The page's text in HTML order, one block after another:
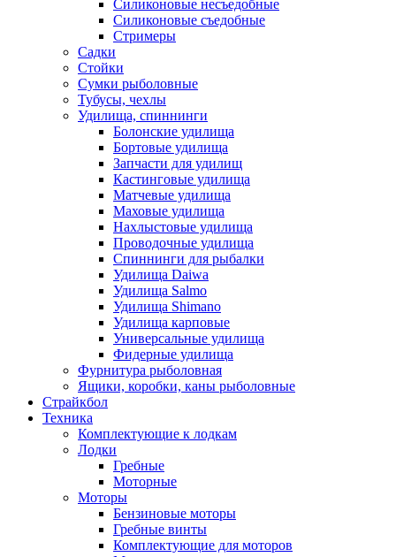
Силиконовые несъедобные
Силиконовые съедобные
Стримеры
Садки
Стойки
Сумки рыболовные
Тубусы, чехлы
Удилища, спиннинги
Болонские удилища
Бортовые удилища
Запчасти для удилищ
Кастинговые удилища
Матчевые удилища
Маховые удилища
Нахлыстовые удилища
Проводочные удилища
Спиннинги для рыбалки
Удилища Daiwa
Удилища Salmo
Удилища Shimano
Удилища карповые
Универсальные удилища
Фидерные удилища
Фурнитура рыболовная
Ящики, коробки, каны рыболовные
Страйкбол
Техника
Комплектующие к лодкам
Лодки
Гребные
Моторные
Моторы
Бензиновые моторы
Гребные винты
Комплектующие для моторов